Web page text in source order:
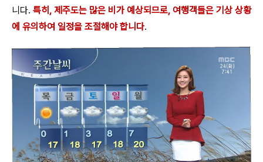
니다. 특히, 제주도는 많은 비가 예상되므로, 여행객들은 기상 상황
에 유의하여 일정을 조절해야 합니다.